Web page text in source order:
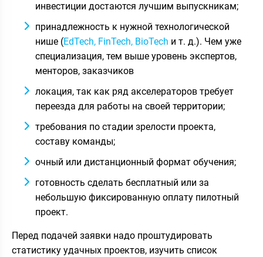
инвестиции достаются лучшим выпускникам;
принадлежность к нужной технологической
нише (EdTech, FinTech, BioTech и т. д.). Чем уже
специализация, тем выше уровень экспертов,
менторов, заказчиков
локация, так как ряд акселераторов требует
переезда для работы на своей территории;
требования по стадии зрелости проекта,
составу команды;
очный или дистанционный формат обучения;
готовность сделать бесплатный или за
небольшую фиксированную оплату пилотный
проект.
Перед подачей заявки надо проштудировать
статистику удачных проектов, изучить список